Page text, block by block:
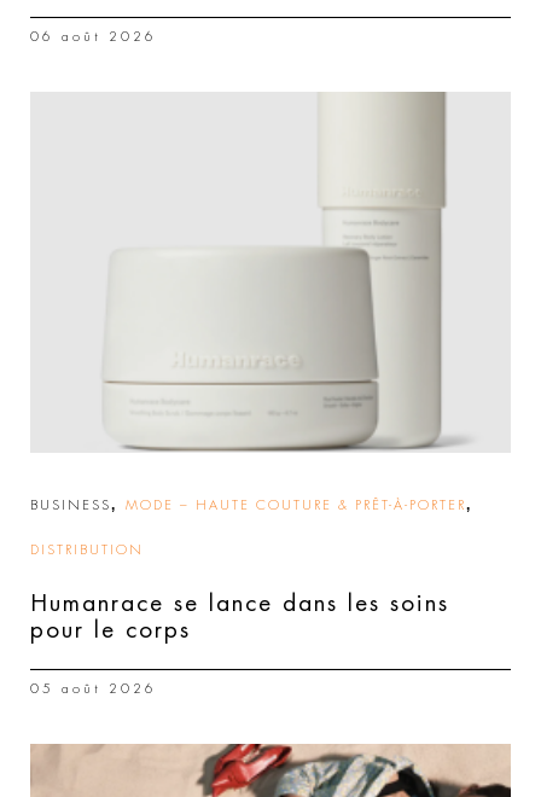
06 août 2026
BUSINESS, MODE – HAUTE COUTURE & PRÊT-À-PORTER,
DISTRIBUTION
Humanrace se lance dans les soins
pour le corps
05 août 2026